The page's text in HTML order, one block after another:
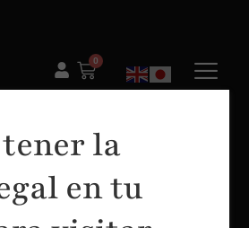
0
la
en tu